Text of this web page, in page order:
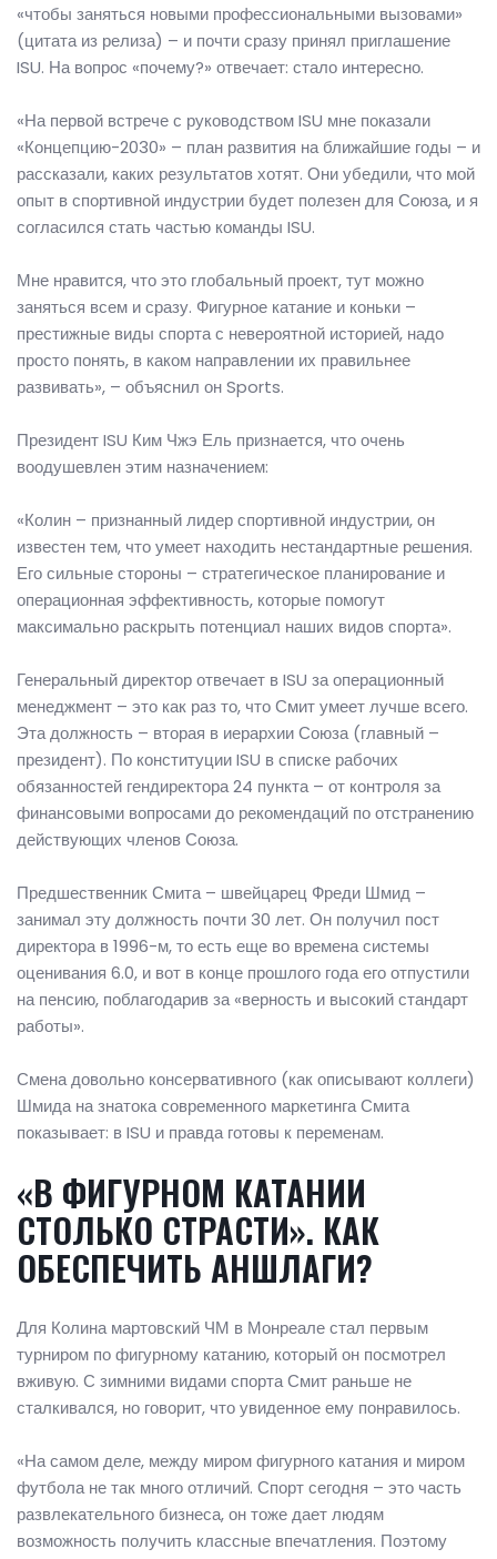
«чтобы заняться новыми профессиональными вызовами»
(цитата из релиза) – и почти сразу принял приглашение
ISU. На вопрос «почему?» отвечает: стало интересно.
«На первой встрече с руководством ISU мне показали
«Концепцию-2030» – план развития на ближайшие годы – и
рассказали, каких результатов хотят. Они убедили, что мой
опыт в спортивной индустрии будет полезен для Союза, и я
согласился стать частью команды ISU.
Мне нравится, что это глобальный проект, тут можно
заняться всем и сразу. Фигурное катание и коньки –
престижные виды спорта с невероятной историей, надо
просто понять, в каком направлении их правильнее
развивать», – объяснил он Sports.
Президент ISU Ким Чжэ Ель признается, что очень
воодушевлен этим назначением:
«Колин – признанный лидер спортивной индустрии, он
известен тем, что умеет находить нестандартные решения.
Его сильные стороны – стратегическое планирование и
операционная эффективность, которые помогут
максимально раскрыть потенциал наших видов спорта».
Генеральный директор отвечает в ISU за операционный
менеджмент – это как раз то, что Смит умеет лучше всего.
Эта должность – вторая в иерархии Союза (главный –
президент). По конституции ISU в списке рабочих
обязанностей гендиректора 24 пункта – от контроля за
финансовыми вопросами до рекомендаций по отстранению
действующих членов Союза.
Предшественник Смита – швейцарец Фреди Шмид –
занимал эту должность почти 30 лет. Он получил пост
директора в 1996-м, то есть еще во времена системы
оценивания 6.0, и вот в конце прошлого года его отпустили
на пенсию, поблагодарив за «верность и высокий стандарт
работы».
Смена довольно консервативного (как описывают коллеги)
Шмида на знатока современного маркетинга Смита
показывает: в ISU и правда готовы к переменам.
«В ФИГУРНОМ КАТАНИИ
СТОЛЬКО СТРАСТИ». КАК
ОБЕСПЕЧИТЬ АНШЛАГИ?
Для Колина мартовский ЧМ в Монреале стал первым
турниром по фигурному катанию, который он посмотрел
вживую. С зимними видами спорта Смит раньше не
сталкивался, но говорит, что увиденное ему понравилось.
«На самом деле, между миром фигурного катания и миром
футбола не так много отличий. Спорт сегодня – это часть
развлекательного бизнеса, он тоже дает людям
возможность получить классные впечатления. Поэтому